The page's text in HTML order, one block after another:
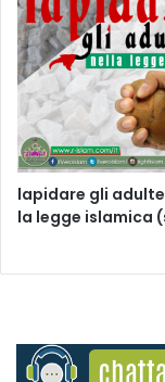
lapidare gli
la legge islamica